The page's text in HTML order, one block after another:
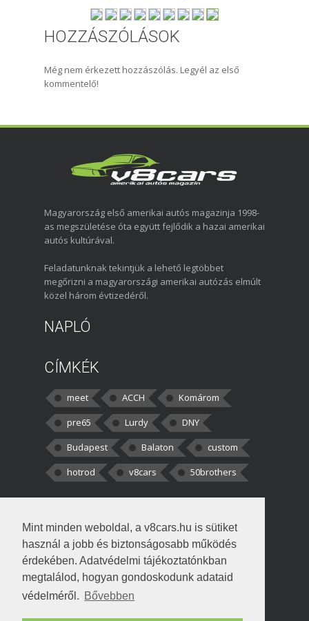
Mint minden weboldal, a v8cars.hu is sütiket
használ a jobb és biztonságosabb működés
érdekében. Adatvédelmi tájékoztatónkban
megtalálod, hogyan gondoskodunk adataid
védelméről. Bővebben
HOZZÁSZÓLÁSOK
Még nem érkezett hozzászólás. Legyél az első
kommentelő!
Magyarország első amerikai autós magazinja 1998-
as megszületése óta együtt fejlődik a hazai amerikai
autós kultúrával.
Feladatunknak tekintjük a lehető legtöbbet
megőrizni a magyarországi amerikai autózás elmúlt
közel három évtizedéről.
NAPLÓ
CÍMKÉK
meet ACCH
Komárom
pre65
Lurdy
DNY
Budapest
Balaton
custom
hotrod
v8cars 50brothers
kortisz:Elszúrtam! Én csak két
darabbaal számoltam. Nem tudtam, hogy fél autót,
Béke: Tényleg nagyon jó kérdés volt
!fasza Örültem is nagyon, amikor